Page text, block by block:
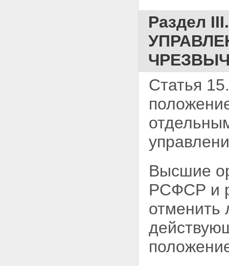
Раздел
Статья
Высшие
РСФСР и
отменить